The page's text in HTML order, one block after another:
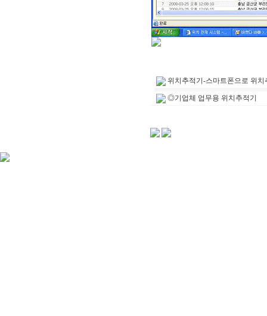
위치추적기-스마트폰으로 위치
◎기업체 업무용 위치추적기